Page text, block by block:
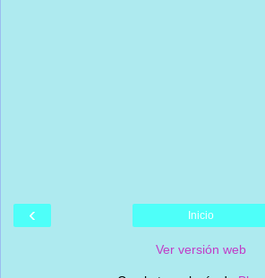
‹ Inicio
Ver versión web